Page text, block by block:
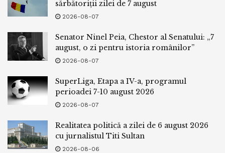
sărbătoriții zilei de 7 august
2026-08-07
Senator Ninel Peia, Chestor al Senatului: „7
august, o zi pentru istoria românilor”
2026-08-07
SuperLiga, Etapa a IV-a, programul
perioadei 7-10 august 2026
2026-08-07
Realitatea politică a zilei de 6 august 2026
cu jurnalistul Titi Sultan
2026-08-06